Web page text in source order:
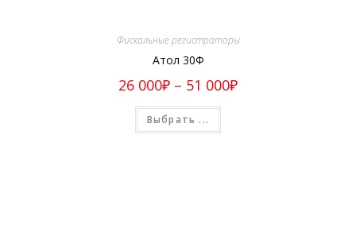
Фискальные регистраторы
Атол 30Ф
26 000₽ – 51 000₽
Выбрать ...